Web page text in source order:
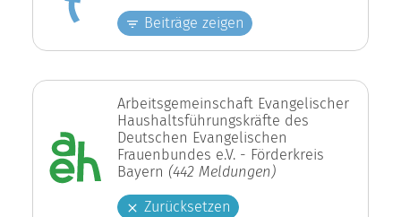
Beiträge zeigen
Arbeitsgemeinschaft Evangelischer
Haushaltsführungskräfte des
Deutschen Evangelischen
Frauenbundes e.V. - Förderkreis
Bayern (442 Meldungen)
Zurücksetzen